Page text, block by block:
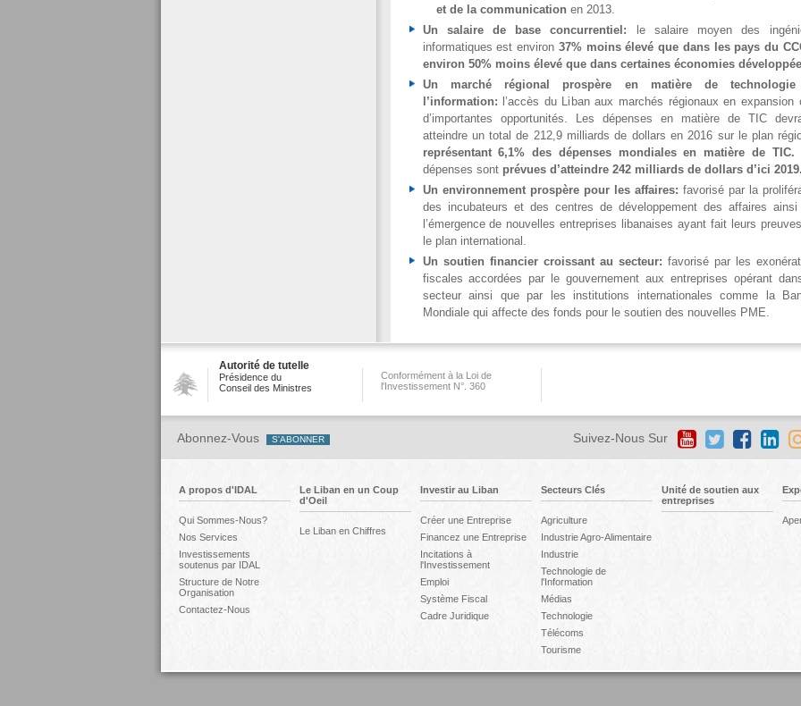
et de la communication en 2013.
Un salaire de base concurrentiel: le salaire moyen des
informatiques est environ 37% moins élevé que dans les pays du
environ 50% moins élevé que dans certaines économies
Un marché régional prospère en matière de
l’information: l’accès du Liban aux marchés régionaux en expansion
d’importantes opportunités. Les dépenses en matière de TIC
atteindre un total de 212,9 milliards de dollars en 2016 sur le plan
représentant 6,1% des dépenses mondiales en matière de TIC.
dépenses sont prévues d’atteindre 242 milliards de dollars d’ici 2019.
Un environnement prospère pour les affaires: favorisé par la
des incubateurs et des centres de développement des affaires ainsi
l’émergence de nouvelles entreprises libanaises ayant fait leurs
le plan international.
Un soutien financier croissant au secteur: favorisé par les
fiscales accordées par le gouvernement aux entreprises opérant
secteur ainsi que par les institutions internationales comme la
Mondiale qui affecte des fonds pour le soutien des nouvelles PME.
Autorité de tutelle
Présidence du
Conseil des Ministres
Conformément à la Loi de
l'Investissement N°. 360
Abonnez-Vous Suivez-Nous Sur
A propos d'IDAL
Qui Sommes-Nous?
Nos Services
Investissements
soutenus par IDAL
Structure de Notre
Organisation
Contactez-Nous
Le Liban en un Coup
d'Oeil
Le Liban en Chiffres
Investir au Liban
Créer une Entreprise
Financez une Entreprise
Incitations à
l'Investissement
Emploi
Système Fiscal
Cadre Juridique
Secteurs Clés
Agriculture
Industrie Agro-Alimentaire
Industrie
Technologie de
l'Information
Médias
Technologie
Télécoms
Tourisme
Unité de soutien aux
entreprises